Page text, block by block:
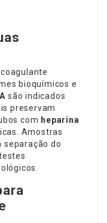
bioquímicos e
são indicados
preservam
com heparina
Amostras
do